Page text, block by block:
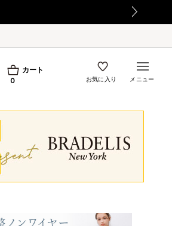
熊本地震の影響によるお荷物のお届け遅
カート
0
お気に入り メニュー